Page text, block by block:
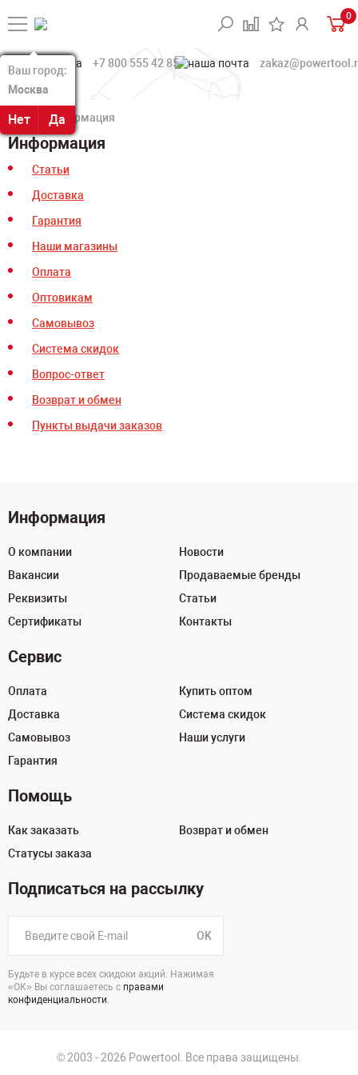
Ваш город:
Москва
Нет Да
Ваш город:
Москва
Нет Да
0
+7 800 555 42 85
Информация
Информация
Статьи
Доставка
Гарантия
Наши магазины
Оплата
Оптовикам
Самовывоз
Система скидок
Вопрос-ответ
Возврат и обмен
Пункты выдачи заказов
Информация
О компании
Вакансии
Реквизиты
Сертификаты
Новости
Продаваемые бренды
Статьи
Контакты
Сервис
Оплата
Доставка
Самовывоз
Гарантия
Купить оптом
Система скидок
Наши услуги
Помощь
Как заказать
Статусы заказа
Возврат и обмен
Подписаться на рассылку
OK
Будьте в курсе всех скидоки акций. Нажимая
«ОК» Вы соглашаетесь с правами
конфиденциальности.
© 2003 - 2026 Powertool. Все права защищены.